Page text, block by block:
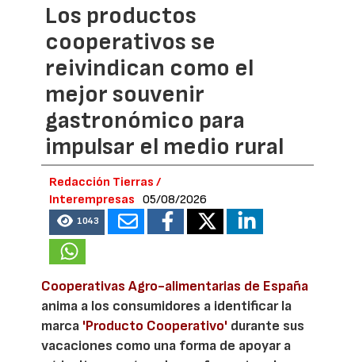
Los productos
cooperativos se
reivindican como el
mejor souvenir
gastronómico para
impulsar el medio rural
Redacción Tierras /
Interempresas
05/08/2026
1043
Cooperativas Agro-alimentarias de España
anima a los consumidores a identificar la
marca 'Producto Cooperativo' durante sus
vacaciones como una forma de apoyar a